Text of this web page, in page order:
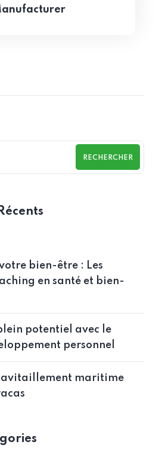
RECHERCHER
bien-être : Les
en santé et bien-
potentiel avec le
personnel
avitaillement maritime